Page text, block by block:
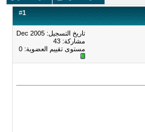
#1
تاريخ التسجيل: Dec 2005
مشاركة: 43
مستوى تقييم العضوية: 0